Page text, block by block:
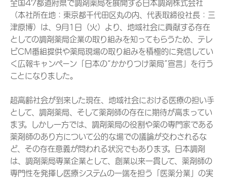
全国47都道府県で調剤薬局を展開する日本調剤株式会社
（本社所在地：東京都千代田区丸の内、代表取締役社長：三
津原博）は、9月1日（火）より、地域社会に貢献する存在
としての調剤薬局企業の取り組みを知ってもらうため、テレ
ビCM番組提供や薬局現場の取り組みを積極的に発信してい
く広報キャンペーン「日本の“かかりつけ薬局”宣言」を行う
ことになりました。
超高齢社会が到来した現在、地域社会における医療の担い手
として、調剤薬局、そして薬剤師の存在に期待が高まってい
ます。しかし一方では、調剤薬局の役割や薬の専門家である
薬剤師のあり方について公的な場での議論が交わされるな
ど、その存在意義が問われる状況でもあります。日本調剤
は、調剤薬局専業企業として、創業以来一貫して、薬剤師の
専門性を発揮し医療システムの一端を担う「医薬分業」の実